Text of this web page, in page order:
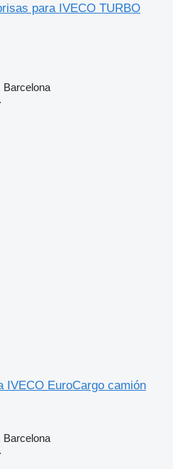
para IVECO TURBO
Barcelona
IVECO EuroCargo camión
Barcelona